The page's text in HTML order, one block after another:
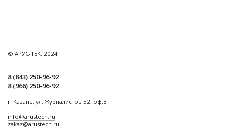
© АРУС-ТЕК, 2024
8 (843) 250-96-92
8 (966) 250-96-92
г. Казань, ул. Журналистов 52, оф.8
info@arustech.ru
zakaz@arustech.ru